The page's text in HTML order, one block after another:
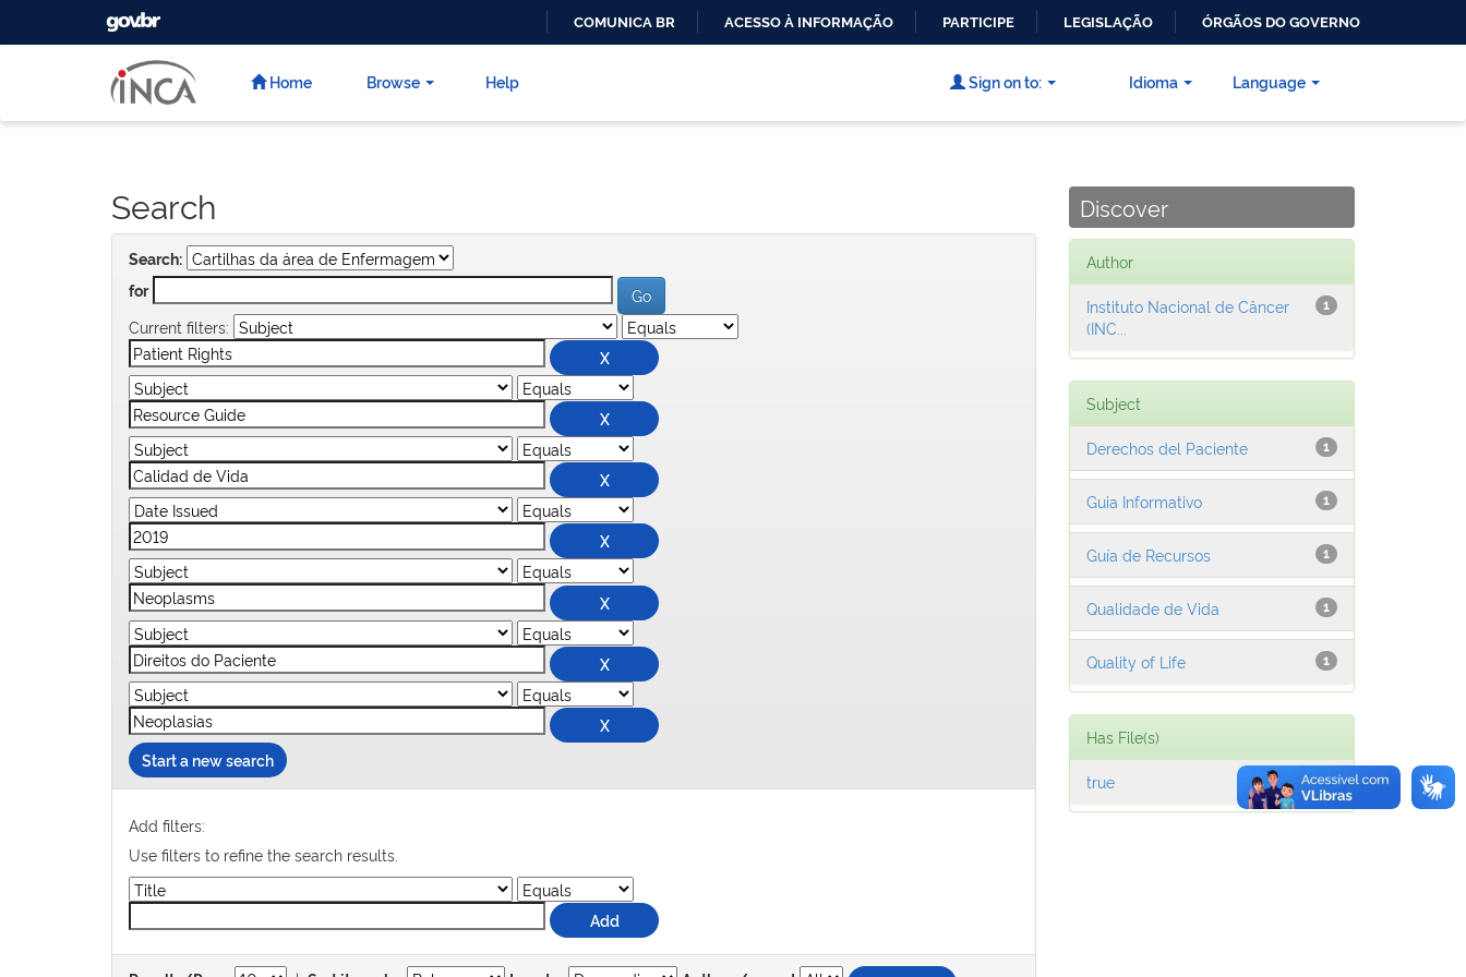
CONTEÚDO
GOVBR
COMUNICA BR ACESSO À INFORMAÇÃO PARTICIPE LEGISLAÇÃO ÓRGÃOS DO GOVERNO
Home Browse Help Language
Sign on to: Idioma
Search
Search:
for
Current filters:
Start a new search
Add filters:
Use filters to refine the search results.
Discover
Author
1
Instituto Nacional de Câncer
(INC...
Subject
1
Derechos del Paciente
1
Guia Informativo
1
Guía de Recursos
1
Qualidade de Vida
1
Quality of Life
Has File(s)
1
true